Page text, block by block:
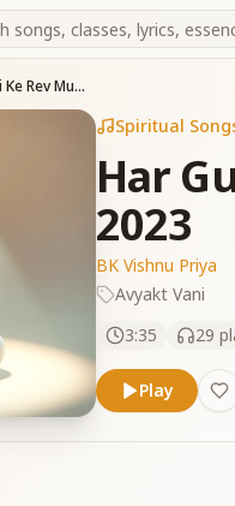
Har Gun Aur Shaktii Ke Rev Murli 26-11-2023
Spiritual
Har
2023
BK Vishnu Priya
Avyakt Vani
3:35
29
Play